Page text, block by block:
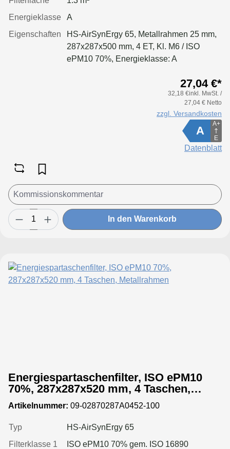
Energieklasse
A
Eigenschaften
HS-AirSynErgy 65, Metallrahmen 25 mm,
287x287x500 mm, 4 ET, Kl. M6 / ISO
ePM10 70%, Energieklasse: A
27,04 €*
32,18 €inkl. MwSt. /
27,04 € Netto
zzgl. Versandkosten
A
A+
E
Datenblatt
In den Warenkorb
Energiespartaschenfilter, ISO ePM10
70%, 287x287x520 mm, 4 Taschen,
Metallrahmen
Artikelnummer: 09-02870287A0452-100
Typ
HS-AirSynErgy 65
Filterklasse 1
ISO ePM10 70% gem. ISO 16890